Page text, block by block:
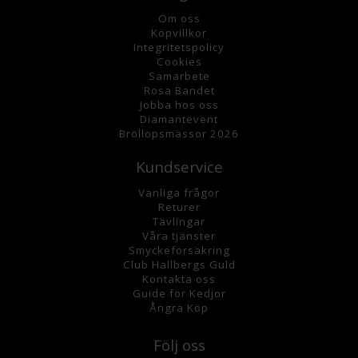
Om oss
Köpvillkor
Integritetspolicy
Cookies
Samarbete
Rosa Bandet
Jobba hos oss
Diamantevent
Bröllopsmässor 2026
Kundservice
Vanliga frågor
Returer
Tävlingar
Våra tjänster
Smyckeförsäkring
Club Hallbergs Guld
Kontakta oss
Guide för Kedjor
Ångra Köp
Följ oss